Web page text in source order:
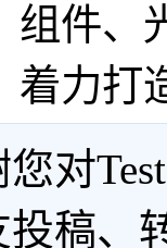
组件、
着力打
对
稿、